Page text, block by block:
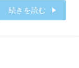
続きを読む